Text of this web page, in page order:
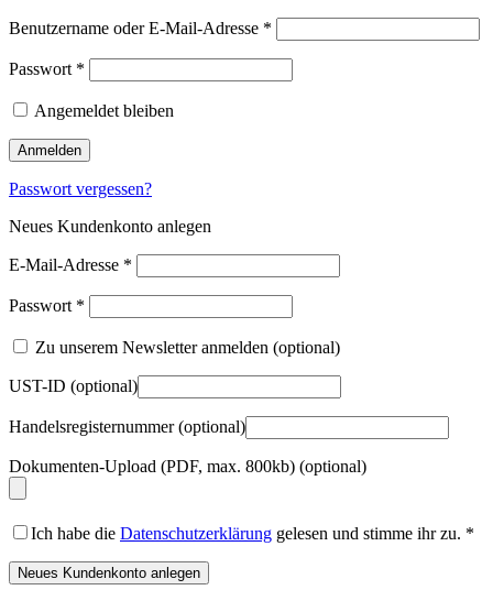
Benutzername oder E-Mail-Adresse *
Passwort *
Angemeldet bleiben
Anmelden
Passwort vergessen?
Neues Kundenkonto anlegen
E-Mail-Adresse *
Passwort *
Zu unserem Newsletter anmelden (optional)
UST-ID (optional)
Handelsregisternummer(optional)
Dokumenten-Upload (PDF, max. 800kb) (optional)
Ich habe die Datenschutzerklärung gelesen und stimme ihr zu. *
Neues Kundenkonto anlegen